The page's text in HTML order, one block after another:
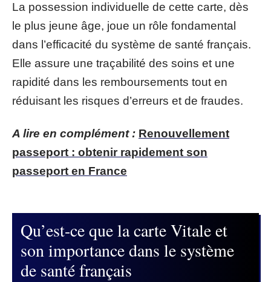
La possession individuelle de cette carte, dès
le plus jeune âge, joue un rôle fondamental
dans l’efficacité du système de santé français.
Elle assure une traçabilité des soins et une
rapidité dans les remboursements tout en
réduisant les risques d’erreurs et de fraudes.
A lire en complément : Renouvellement
passeport : obtenir rapidement son
passeport en France
Qu’est-ce que la carte Vitale et
son importance dans le système
de santé français